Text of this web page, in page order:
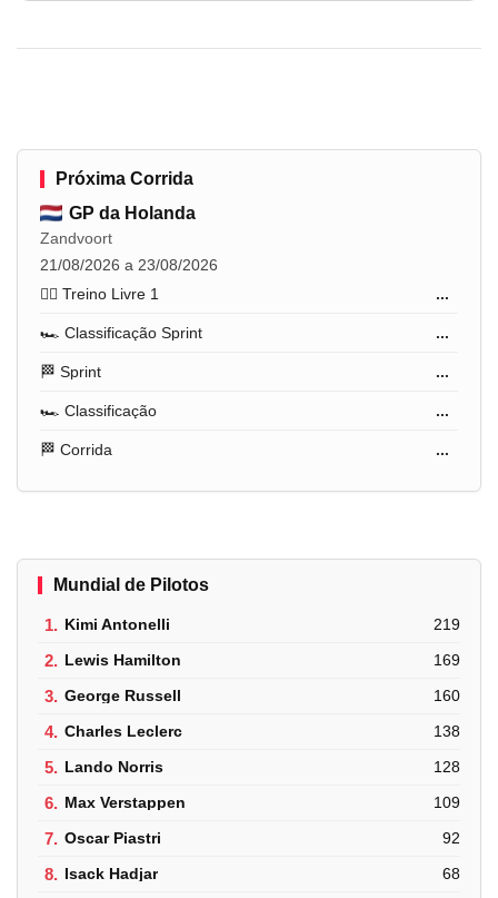
Próxima Corrida
GP da Holanda
Zandvoort
21/08/2026 a 23/08/2026
🏋️‍♂️ Treino Livre 1
...
🏎️ Classificação Sprint ...
🏁 Sprint ...
🏎️ Classificação ...
🏁 Corrida ...
Mundial de Pilotos
1. Kimi Antonelli 219
2. Lewis Hamilton 169
3. George Russell 160
4. Charles Leclerc 138
5. Lando Norris 128
6. Max Verstappen 109
7. Oscar Piastri 92
8. Isack Hadjar 68